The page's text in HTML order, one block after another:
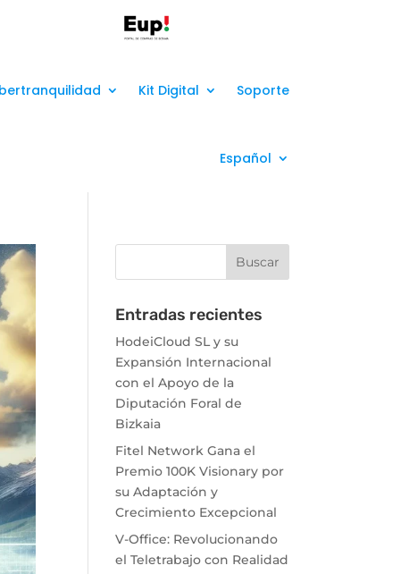
Kit Digital Soporte
Español
Entradas recientes
HodeiCloud SL y su
Expansión Internacional
con el Apoyo de la
Diputación Foral de
Bizkaia
Fitel Network Gana el
Premio 100K Visionary por
su Adaptación y
Crecimiento Excepcional
V-Office: Revolucionando
el Teletrabajo con Realidad